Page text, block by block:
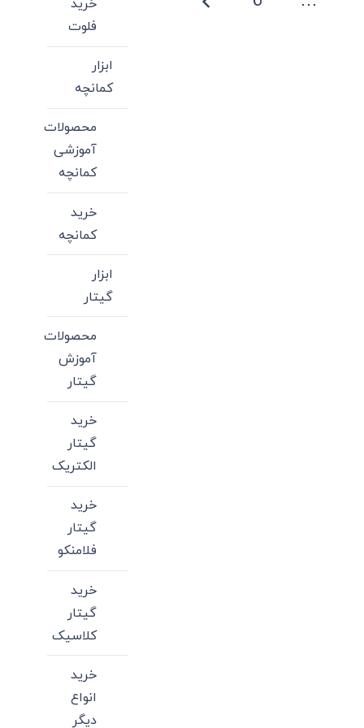
خرید
فلوت
ابزار
کمانچه
محصولات
آموزشی
کمانچه
خرید
کمانچه
ابزار
گیتار
محصولات
آموزش
گیتار
خرید
گیتار
الکتریک
خرید
گیتار
فلامنکو
خرید
گیتار
کلاسیک
خرید
انواع
دیگر